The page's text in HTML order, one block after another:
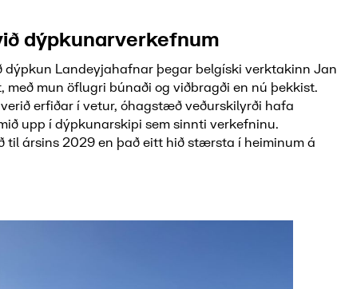
dýpkunarverkefnum
dýpkun Landeyjahafnar þegar belgíski verktakinn Jan
með mun öflugri búnaði og viðbragði en nú þekkist.
erfiðar í vetur, óhagstæð veðurskilyrði hafa
upp í dýpkunarskipi sem sinnti verkefninu.
til ársins 2029 en það eitt hið stærsta í heiminum á